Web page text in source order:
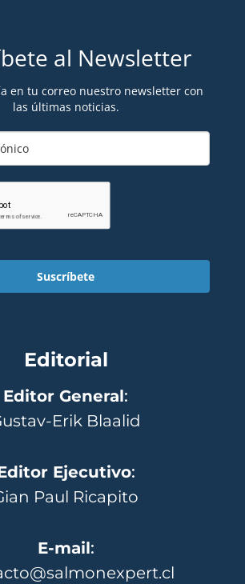
al Newsletter
en tu correo nuestro newsletter con
las últimas noticias.
Suscríbete
Editorial
Editor General:
Erik Blaalid
Ejecutivo:
Paul Ricapito
E-mail: